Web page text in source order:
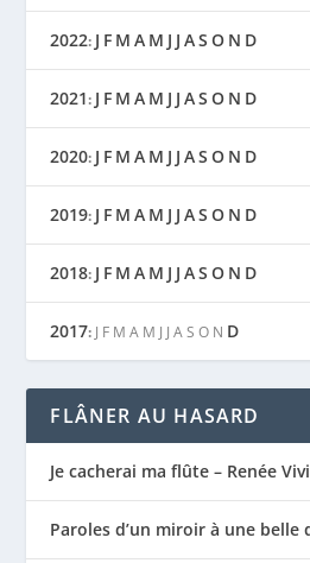
2022: J F M A M J J AS O N D
2021: J F M A M J J AS O N D
2020: J F M A M J J AS O N D
2019: J F M A M J J AS O N D
2018: J F M A M J J AS O N D
2017: J F M A M J J A S O N D
FLÂNER AU HASARD
Je cacherai ma flûte – Renée
Paroles d’un miroir à une belle